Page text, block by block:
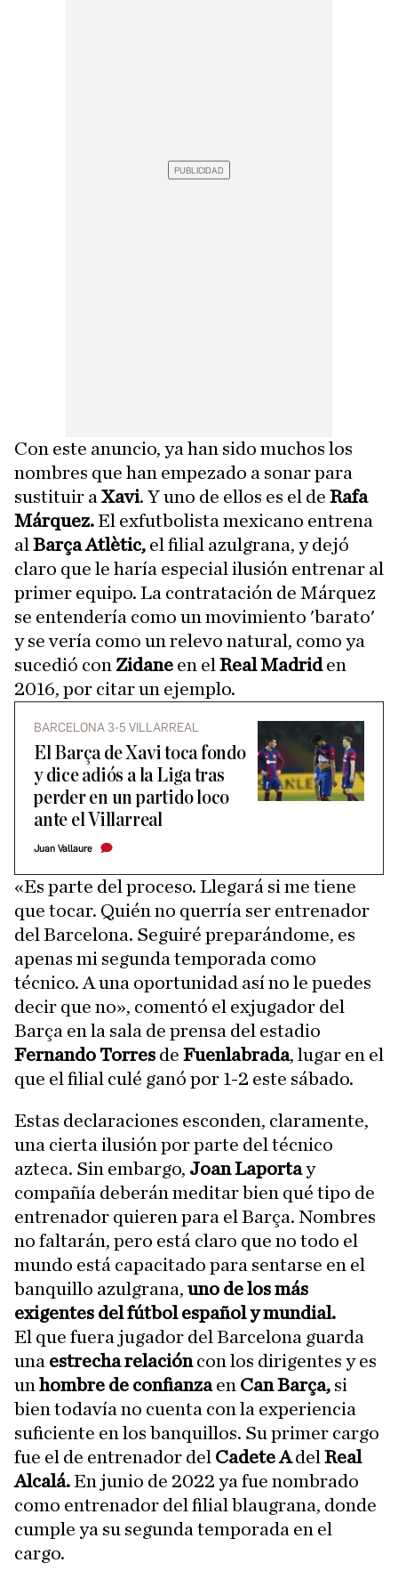
Con este anuncio, ya han sido muchos los
nombres que han empezado a sonar para
sustituir a Xavi. Y uno de ellos es el de Rafa
Márquez.El exfutbolista mexicano entrena
al Barça Atlètic, el filial azulgrana, y dejó
claro que le haría especial ilusión entrenar al
primer equipo. La contratación de Márquez
se entendería como un movimiento 'barato'
y se vería como un relevo natural, como ya
sucedió con Zidane en el Real Madriden
2016, por citar un ejemplo.
BARCELONA 3-5 VILLARREAL
El Barça de Xavi toca fondo
y dice adiós a la Liga tras
perder en un partido loco
ante el Villarreal
Juan Vallaure
«Es parte del proceso. Llegará si me tiene
que tocar. Quién no querría ser entrenador
del Barcelona. Seguiré preparándome, es
apenas mi segunda temporada como
técnico. A una oportunidad así no le puedes
decir que no», comentó el exjugador del
Barça en la sala de prensa del estadio
Fernando Torres de Fuenlabrada, lugar en el
que el filial culé ganó por 1-2 este sábado.
Estas declaraciones esconden, claramente,
una cierta ilusión por parte del técnico
azteca. Sin embargo, Joan Laportay
compañía deberán meditar bien qué tipo de
entrenador quieren para el Barça. Nombres
no faltarán, pero está claro que no todo el
mundo está capacitado para sentarse en el
banquillo azulgrana, uno de los más
exigentes del fútbol español y mundial.
El que fuera jugador del Barcelona guarda
una estrecha relacióncon los dirigentes y es
un hombre de confianzaen Can Barça, si
bien todavía no cuenta con la experiencia
suficiente en los banquillos. Su primer cargo
fue el de entrenador del Cadete Adel Real
Alcalá.En junio de 2022 ya fue nombrado
como entrenador del filial blaugrana, donde
cumple ya su segunda temporada en el
cargo.